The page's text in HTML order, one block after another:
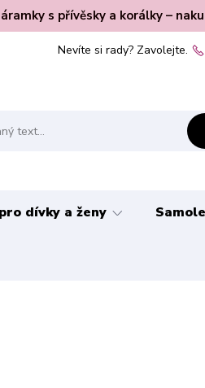
s přívěsky a korálky –
Nevíte si rady? Zavolejte.
dívky a ženy